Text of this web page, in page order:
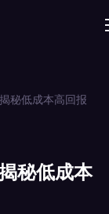
秘低成本高回报
秘低成本